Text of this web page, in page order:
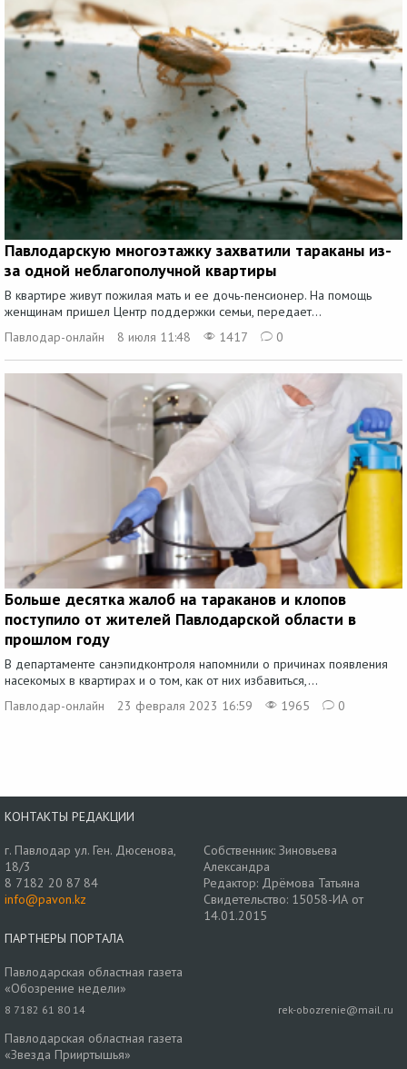
Павлодарскую многоэтажку захватили тараканы из-
за одной неблагополучной квартиры
В квартире живут пожилая мать и ее дочь-пенсионер. На помощь
женщинам пришел Центр поддержки семьи, передает...
Павлодар-онлайн
8 июля 11:48 1417 0
Больше десятка жалоб на тараканов и клопов
поступило от жителей Павлодарской области в
прошлом году
В департаменте санэпидконтроля напомнили о причинах появления
насекомых в квартирах и о том, как от них избавиться,...
Павлодар-онлайн
23 февраля 2023 16:59 1965 0
КОНТАКТЫ РЕДАКЦИИ
г. Павлодар ул. Ген. Дюсенова,
18/3
8 7182 20 87 84
info@pavon.kz
Собственник: Зиновьева
Александра
Редактор: Дрёмова Татьяна
Свидетельство: 15058-ИА от
14.01.2015
ПАРТНЕРЫ ПОРТАЛА
Павлодарская областная газета
«Обозрение недели»
8 7182 61 80 14 rek-obozrenie@mail.ru
Павлодарская областная газета
«Звезда Прииртышья»